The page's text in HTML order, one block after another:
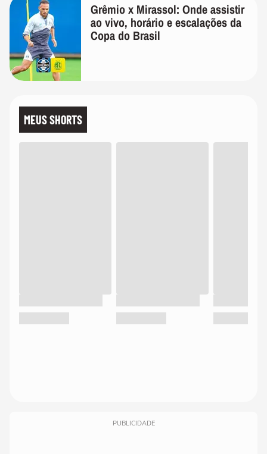
Grêmio x Mirassol: Onde assistir
ao vivo, horário e escalações da
Copa do Brasil
MEUS SHORTS
PUBLICIDADE